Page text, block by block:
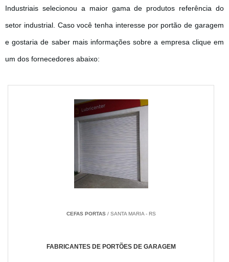
Industriais selecionou a maior gama de produtos referência do
setor industrial. Caso você tenha interesse por portão de garagem
e gostaria de saber mais informações sobre a empresa clique em
um dos fornecedores abaixo:
CEFAS PORTAS/ SANTA MARIA - RS
FABRICANTES DE PORTÕES DE GARAGEM